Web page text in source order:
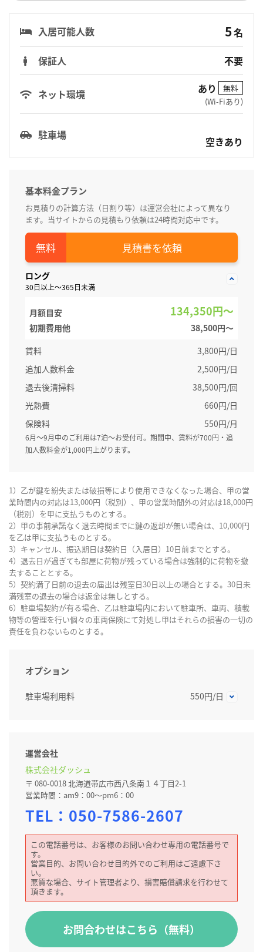
入居可能人数 5名
保証人
不要
ネット環境 あり
無料
(Wi-Fiあり)
駐車場 空きあり
基本料金プラン
お見積りの計算方法（日割り等）は運営会社によって異なり
ます。当サイトからの見積もり依頼は24時間対応中です。
見積書を依頼
ロング
30日以上～365日未満
月額目安 134,350円～
初期費用他
38,500円〜
賃料
3,800円/日
追加人数料金
2,500円/日
退去後清掃料
38,500円/回
光熱費
660円/日
保険料
550円/月
6月～9月中のご利用は7泊～お受付可。期間中、賃料が700円・追
加人数料金が1,000円上がります。
1）乙が鍵を紛失または破損等により使用できなくなった場合、甲の営
業時間内の対応は13,000円（税別）、甲の営業時間外の対応は18,000円
（税別）を甲に支払うものとする。
2）甲の事前承諾なく退去時間までに鍵の返却が無い場合は、10,000円
を乙は甲に支払うものとする。
3）キャンセル、振込期日は契約日（入居日）10日前までとする。
4）退去日が過ぎても部屋に荷物が残っている場合は強制的に荷物を撤
去することとする。
5）契約満了日前の退去の届出は残室日30日以上の場合とする。30日未
満残室の退去の場合は返金は無しとする。
6）駐車場契約が有る場合、乙は駐車場内において駐車所、車両、積載
物等の管理を行い個々の車両保険にて対処し甲はそれらの損害の一切の
責任を負わないものとする。
オプション
駐車場利用料 550円/日
運営会社
株式会社ダッシュ
〒 080-0018 北海道帯広市西八条南１４丁目2-1
営業時間：am9：00～pm6：00
TEL： 050-7586-2607
この電話番号は、お客様のお問い合わせ専用の電話番号で
す。
営業目的、お問い合わせ目的外でのご利用はご遠慮下さ
い。
悪質な場合、サイト管理者より、損害賠償請求を行わせて
頂きます。
お問合わせはこちら（無料）